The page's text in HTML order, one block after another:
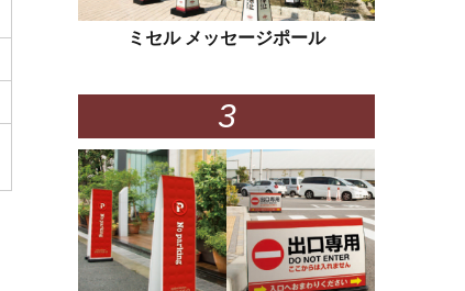
ミセル メッセージポール